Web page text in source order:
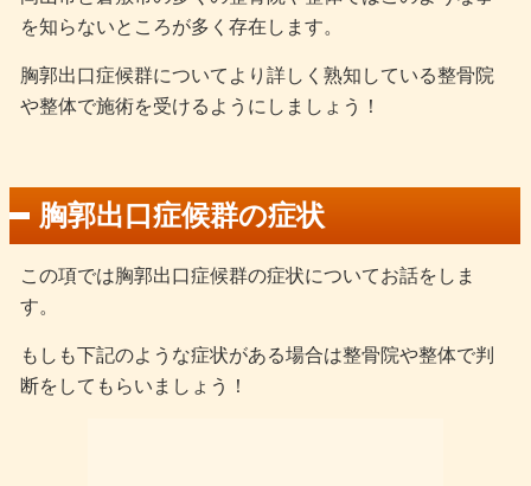
を知らないところが多く存在します。
胸郭出口症候群についてより詳しく熟知している整骨院
や整体で施術を受けるようにしましょう！
胸郭出口症候群の症状
この項では胸郭出口症候群の症状についてお話をしま
す。
もしも下記のような症状がある場合は整骨院や整体で判
断をしてもらいましょう！